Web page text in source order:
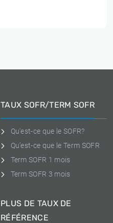
TAUX SOFR/TERM SOFR
Qu'est-ce que le SOFR?
Qu'est-ce que le Term SOFR
Term SOFR 1 mois
Term SOFR 3 mois
PLUS DE TAUX DE
RÉFÉRENCE